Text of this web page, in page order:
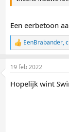
s
Een eerbetoon
R
e
a
c
i
EenBrabander,
19 feb 2022
Hopelijk wint